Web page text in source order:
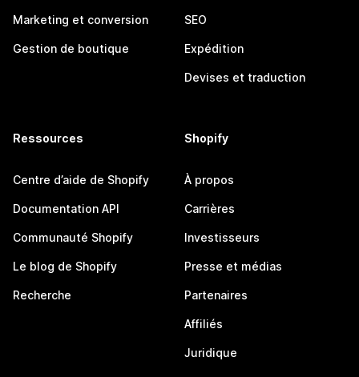
Marketing et conversion
Gestion de boutique
SEO
Expédition
Devises et traduction
Ressources
Centre d’aide de Shopify
Documentation API
Communauté Shopify
Le blog de Shopify
Recherche
Shopify
À propos
Carrières
Investisseurs
Presse et médias
Partenaires
Affiliés
Juridique